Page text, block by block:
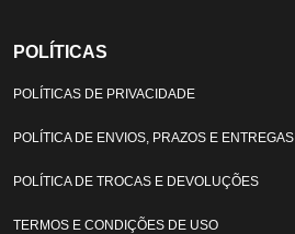
POLÍTICAS
POLÍTICAS DE PRIVACIDADE
POLÍTICA DE ENVIOS, PRAZOS E ENTREGAS
POLÍTICA DE TROCAS E DEVOLUÇÕES
TERMOS E CONDIÇÕES DE USO